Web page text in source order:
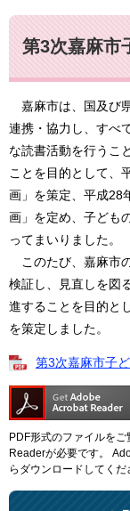
第3次嘉麻市
嘉麻市は、国及び
連携・協力し、すべ
な読書活動を行うこ
ことを目的として、
画」を策定、平成28
画」を定め、子ども
ってまいりました。
このたび、嘉麻市
検証し、見直しを図
進することを目的と
を策定しました。
第3次嘉麻市子
PDF形式のファイルを
Readerが必要です。
らダウンロードしてくだ